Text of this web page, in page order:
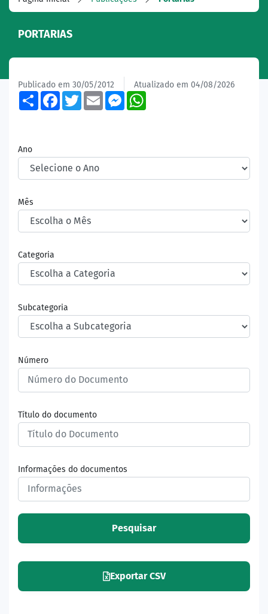
PORTARIAS
Publicado em 30/05/2012 Atualizado em 04/08/2026
ShareFacebook
TwitterEmailMessenger
Ano
Mês
Categoria
Subcategoria
Número
Título do documento
Informações do documentos
Pesquisar
Exportar CSV